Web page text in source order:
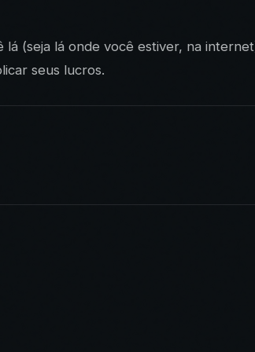
lá (seja lá onde você estiver, na
seus lucros.